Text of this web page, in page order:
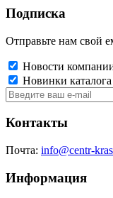
Подписка
Отправьте нам свой
Новости
Новинки каталога
Контакты
Почта: info@centr-
Информация